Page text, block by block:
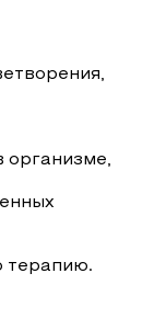
организме,
терапию.